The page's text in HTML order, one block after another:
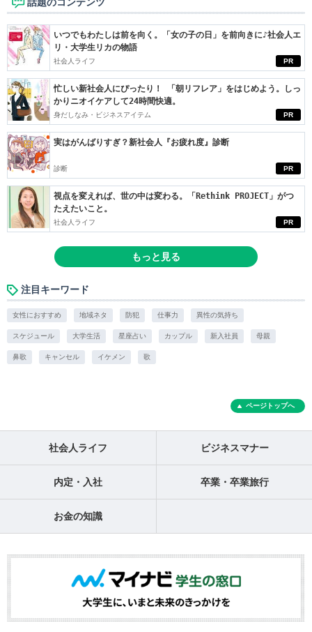
話題のコンテンツ
PR
いつでもわたしは前を向く。「女の子の日」を前向きに♪社会人エ
リ・大学生リカの物語
社会人ライフ
PR
忙しい新社会人にぴったり！ 「朝リフレア」をはじめよう。しっ
かりニオイケアして24時間快適。
身だしなみ・ビジネスアイテム
PR
実はがんばりすぎ？新社会人『お疲れ度』診断
診断
PR
視点を変えれば、世の中は変わる。「Rethink PROJECT」がつ
たえたいこと。
社会人ライフ
もっと見る
注目キーワード
女性におすすめ 地域ネタ 防犯 仕事力 異性の気持ち
スケジュール 大学生活 星座占い カップル 新入社員 母親
鼻歌 キャンセル イケメン 歌
ページトップへ
社会人ライフ ビジネスマナー
内定・入社 卒業・卒業旅行
お金の知識